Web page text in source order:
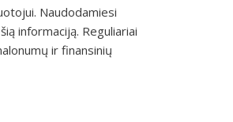
Naudodamiesi
informaciją. Reguliariai
ir finansinių